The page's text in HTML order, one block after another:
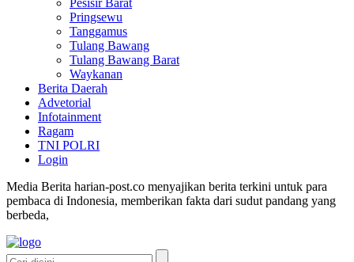
Pesisir Barat
Pringsewu
Tanggamus
Tulang Bawang
Tulang Bawang Barat
Waykanan
Berita Daerah
Advetorial
Infotainment
Ragam
TNI POLRI
Login
Media Berita harian-post.co menyajikan berita terkini untuk para
pembaca di Indonesia, memberikan fakta dari sudut pandang yang
berbeda,